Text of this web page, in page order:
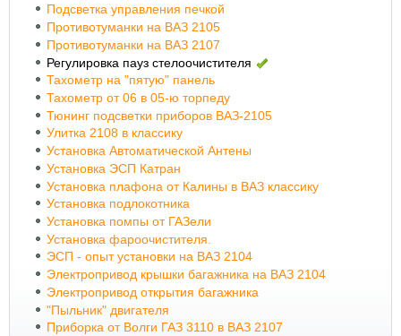
Подсветка управления печкой
Противотуманки на ВАЗ 2105
Противотуманки на ВАЗ 2107
Регулировка пауз стелоочистителя
Тахометр на "пятую" панель
Тахометр от 06 в 05-ю торпеду
Тюнинг подсветки приборов ВАЗ-2105
Улитка 2108 в классику
Установка Автоматической Антены
Установка ЭСП Катран
Установка плафона от Калины в ВАЗ классику
Установка подлокотника
Установка помпы от ГАЗели
Установка фароочистителя.
ЭСП - опыт установки на ВАЗ 2104
Электропривод крышки багажника на ВАЗ 2104
Электропривод открытия багажника
"Пыльник" двигателя
Приборка от Волги ГАЗ 3110 в ВАЗ 2107